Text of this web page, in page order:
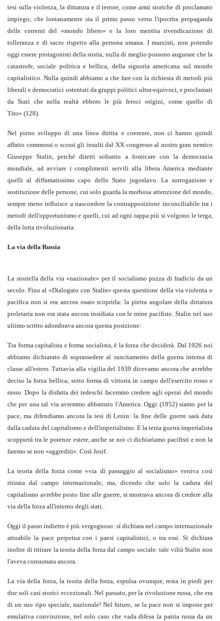
tesi sulla violenza, la dittatura e il terrore, come armi storiche di proclamato
impiego; che lontanamente sia il primo passo verso l'ipocrita propaganda
delle correnti del «mondo libero» e la loro mentita rivendicazione di
tolleranza e di sacro rispetto alla persona umana. I marxisti, non potendo
oggi essere protagonisti della storia, nulla di meglio possono augurare che la
catastrofe, sociale politica e bellica, della signoria americana sul mondo
capitalistico. Nulla quindi abbiamo a che fare con la richiesta di metodi più
liberali e democratici ostentati da gruppi politici ultra-equivoci, e proclamati
da Stati che nella realtà ebbero le più feroci origini, come quello di
Tito» (128).
Nel pieno sviluppo di una linea diritta e coerente, non ci hanno quindi
affatto commossi o scossi gli insulti dal XX congresso al nostro gran nemico
Giuseppe Stalin, perché diretti soltanto a fornicare con la democrazia
mondiale, ad avviare i complimenti servili alla libera America mediante
quelli al diffamatissimo capo dello Stato jugoslavo. La surrogazione e
sostituzione delle persone, cui solo guarda la morbosa attenzione del mondo,
sempre meno influisce a nascondere la contrapposizione inconciliabile tra i
metodi dell'opportunismo e quelli, cui ad ogni tappa più si volgono le terga,
della lotta rivoluzionaria.
La via della Russia
La storiella della via «nazionale» per il socialismo puzza di fradicio da un
secolo. Fino al «Dialogato con Stalin» questa questione della via violenta o
pacifica non si era ancora osato scoprirla: la pietra angolare della dittatura
proletaria non era stata ancora insidiata con le mine pacifiste. Stalin nel suo
ultimo scritto adombrava ancora questa posizione:
Tra forma capitalista e forma socialista, è la forza che deciderà. Dal 1926 noi
abbiamo dichiarato di soprassedere al suscitamento della guerra interna di
classe all'estero. Tuttavia alla vigilia del 1939 dicevamo ancora che avrebbe
deciso la forza bellica; sotto forma di vittoria in campo dell'esercito rosso e
russo. Dopo la disfatta dei tedeschi facemmo credere agli operai del mondo
che per una tal via avremmo abbattuto l'America. Oggi (1952) siamo per la
pace, ma difendiamo ancora la tesi di Lenin: la fine delle guerre sarà data
dalla caduta del capitalismo e dell'imperialismo. E la terza guerra imperialista
scoppierà tra le potenze estere, anche se noi ci dichiariamo pacifisti e non la
faremo se non «aggrediti». Così Josif.
La teoria della forza come «via di passaggio al socialismo» veniva così
ritirata dal campo internazionale; ma, dicendo che solo la caduta del
capitalismo avrebbe posto fine alle guerre, si mostrava ancora di credere alla
via della forza all'interno degli stati.
Oggi il passo indietro è più vergognoso: si dichiara nel campo internazionale
attuabile la pace perpetua con i paesi capitalistici, o tra essi. Si dichiara
inoltre di ritirare la teoria della forza dal campo sociale: tale viltà Stalin non
l'aveva consumata ancora.
La via della forza, la teoria della forza, espulsa ovunque, resta in piedi per
due soli casi storici eccezionali. Nel passato, per la rivoluzione russa, che era
di un suo tipo speciale, nazionale! Nel futuro, se la pace non si impone per
emulativa convinzione, nel solo caso che vada difesa la patria russa da un